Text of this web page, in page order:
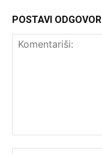
POSTAVI ODGOVOR